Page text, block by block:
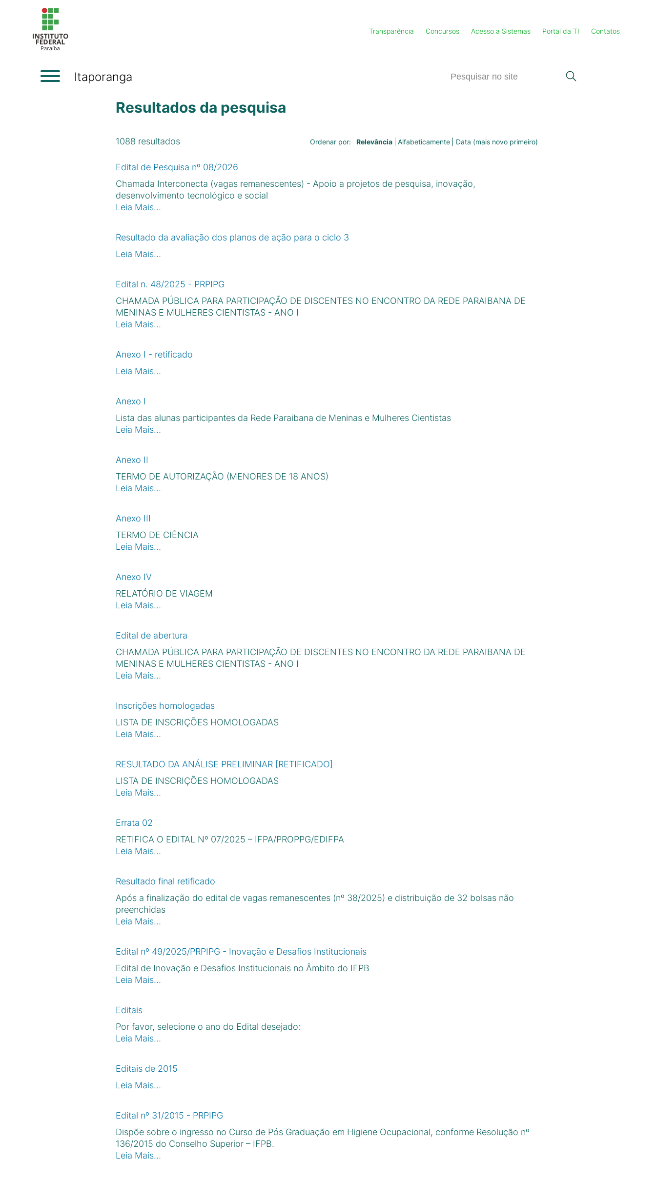
Transparência Concursos Acesso a Sistemas Portal da TI Contatos
Itaporanga
Resultados da pesquisa
1088 resultados Ordenar por: Relevância Alfabeticamente Data (mais novo primeiro)
Edital de Pesquisa nº 08/2026
Chamada Interconecta (vagas remanescentes) - Apoio a projetos de pesquisa, inovação,
desenvolvimento tecnológico e social
Leia Mais…
Resultado da avaliação dos planos de ação para o ciclo 3
Leia Mais…
Edital n. 48/2025 - PRPIPG
CHAMADA PÚBLICA PARA PARTICIPAÇÃO DE DISCENTES NO ENCONTRO DA REDE PARAIBANA DE
MENINAS E MULHERES CIENTISTAS - ANO I
Leia Mais…
Anexo I - retificado
Leia Mais…
Anexo I
Lista das alunas participantes da Rede Paraibana de Meninas e Mulheres Cientistas
Leia Mais…
Anexo II
TERMO DE AUTORIZAÇÃO (MENORES DE 18 ANOS)
Leia Mais…
Anexo III
TERMO DE CIÊNCIA
Leia Mais…
Anexo IV
RELATÓRIO DE VIAGEM
Leia Mais…
Edital de abertura
CHAMADA PÚBLICA PARA PARTICIPAÇÃO DE DISCENTES NO ENCONTRO DA REDE PARAIBANA DE
MENINAS E MULHERES CIENTISTAS - ANO I
Leia Mais…
Inscrições homologadas
LISTA DE INSCRIÇÕES HOMOLOGADAS
Leia Mais…
RESULTADO DA ANÁLISE PRELIMINAR [RETIFICADO]
LISTA DE INSCRIÇÕES HOMOLOGADAS
Leia Mais…
Errata 02
RETIFICA O EDITAL Nº 07/2025 – IFPA/PROPPG/EDIFPA
Leia Mais…
Resultado final retificado
Após a finalização do edital de vagas remanescentes (nº 38/2025) e distribuição de 32 bolsas não
preenchidas
Leia Mais…
Edital nº 49/2025/PRPIPG - Inovação e Desafios Institucionais
Edital de Inovação e Desafios Institucionais no Âmbito do IFPB
Leia Mais…
Editais
Por favor, selecione o ano do Edital desejado:
Leia Mais…
Editais de 2015
Leia Mais…
Edital nº 31/2015 - PRPIPG
Dispõe sobre o ingresso no Curso de Pós Graduação em Higiene Ocupacional, conforme Resolução nº
136/2015 do Conselho Superior – IFPB.
Leia Mais…